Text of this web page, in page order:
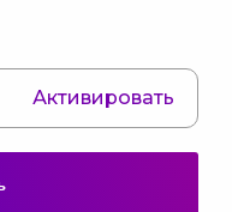
Активировать